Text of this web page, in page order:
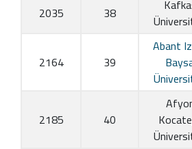
38
2035
Abant
39
2164
40
2185